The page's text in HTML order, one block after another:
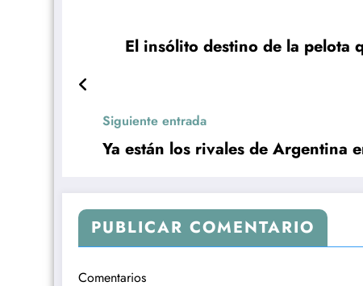
El insólito destino de la pelota
Siguiente entrada
Ya están los rivales de Argentina
PUBLICAR COMENTARIO
Comentarios